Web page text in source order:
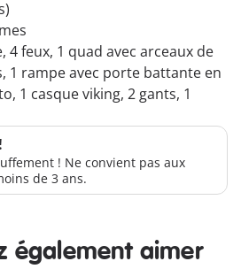
4 feux, 1 quad avec arceaux de
1 rampe avec porte battante en
1 casque viking, 2 gants, 1
! Ne convient pas aux
de 3 ans.
également aimer